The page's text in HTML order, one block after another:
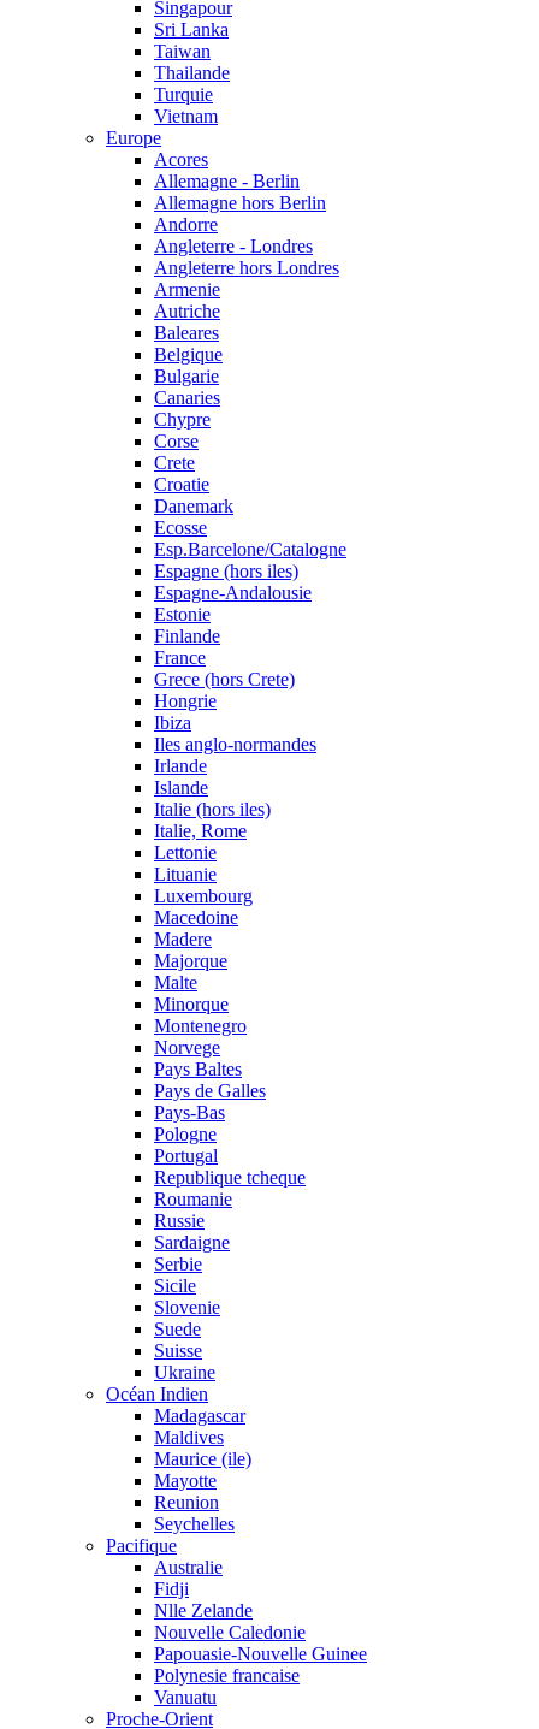
Singapour
Sri Lanka
Taiwan
Thailande
Turquie
Vietnam
Europe
Acores
Allemagne - Berlin
Allemagne hors Berlin
Andorre
Angleterre - Londres
Angleterre hors Londres
Armenie
Autriche
Baleares
Belgique
Bulgarie
Canaries
Chypre
Corse
Crete
Croatie
Danemark
Ecosse
Esp.Barcelone/Catalogne
Espagne (hors iles)
Espagne-Andalousie
Estonie
Finlande
France
Grece (hors Crete)
Hongrie
Ibiza
Iles anglo-normandes
Irlande
Islande
Italie (hors iles)
Italie, Rome
Lettonie
Lituanie
Luxembourg
Macedoine
Madere
Majorque
Malte
Minorque
Montenegro
Norvege
Pays Baltes
Pays de Galles
Pays-Bas
Pologne
Portugal
Republique tcheque
Roumanie
Russie
Sardaigne
Serbie
Sicile
Slovenie
Suede
Suisse
Ukraine
Océan Indien
Madagascar
Maldives
Maurice (ile)
Mayotte
Reunion
Seychelles
Pacifique
Australie
Fidji
Nlle Zelande
Nouvelle Caledonie
Papouasie-Nouvelle Guinee
Polynesie francaise
Vanuatu
Proche-Orient